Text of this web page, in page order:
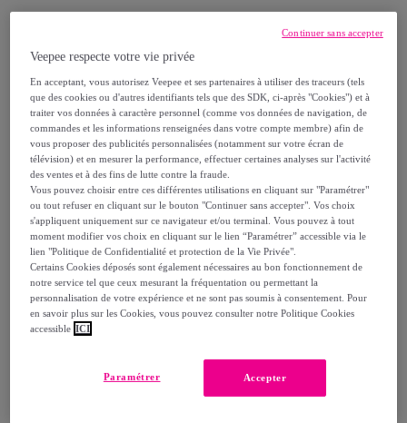
Nuxe
Rêve de miel® - Gel nettoyant et démaquillant visage
200 ml Flacon pompe
Veepee respecte votre vie privée
En acceptant, vous autorisez Veepee et ses partenaires à utiliser des traceurs (tels
que des cookies ou d'autres identifiants tels que des SDK, ci-après "Cookies") et à
traiter vos données à caractère personnel (comme vos données de navigation, de
commandes et les informations renseignées dans votre compte membre) afin de
vous proposer des publicités personnalisées (notamment sur votre écran de
télévision) et en mesurer la performance, effectuer certaines analyses sur l'activité
des ventes et à des fins de lutte contre la fraude.
Vous pouvez choisir entre ces différentes utilisations en cliquant sur "Paramétrer"
ou tout refuser en cliquant sur le bouton "Continuer sans accepter". Vos choix
s'appliquent uniquement sur ce navigateur et/ou terminal. Vous pouvez à tout
moment modifier vos choix en cliquant sur le lien “Paramétrer” accessible via le
lien "Politique de Confidentialité et protection de la Vie Privée".
Certains Cookies déposés sont également nécessaires au bon fonctionnement de
notre service tel que ceux mesurant la fréquentation ou permettant la
personnalisation de votre expérience et ne sont pas soumis à consentement. Pour
en savoir plus sur les Cookies, vous pouvez consulter notre Politique Cookies
accessible ICI
Accepter
Paramétrer
Continuer sans accepter